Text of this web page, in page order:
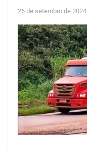
26 de setembro de 2024